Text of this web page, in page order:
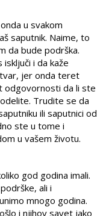
u svakom
saputnik. Naime, to
da bude podrška.
i da kaže
jer onda teret
odgovornosti da li ste
Trudite se da
ili saputnici od
ste u tome i
u vašem životu.
god godina imali.
ali i
mnogo godina.
i njihov savet jako